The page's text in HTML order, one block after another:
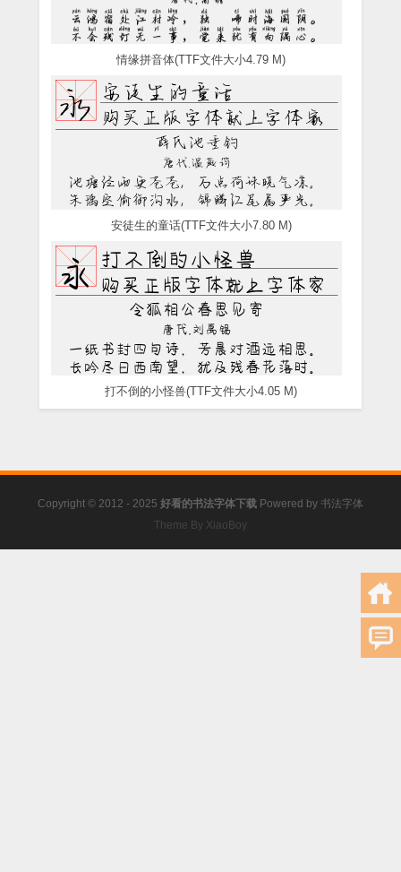
情缘拼音体(TTF文件大小4.79 M)
安徒生的童话(TTF文件大小7.80 M)
打不倒的小怪兽(TTF文件大小4.05 M)
Copyright © 2012 - 2025 好看的书法字体下载 Powered by 书法字体
Theme By XiaoBoy